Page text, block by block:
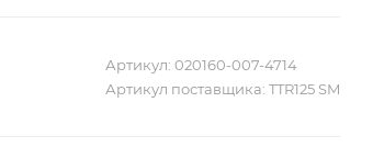
Артикул: 020160-007-4714
Артикул поставщика: TTR125 SM